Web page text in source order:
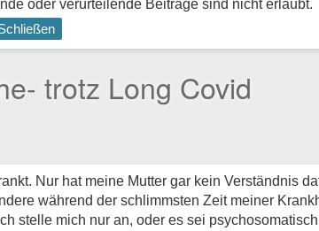
oder verurteilende Beiträge sind nicht erlaubt.
trotz Long Covid
Nur hat meine Mutter gar kein Verständnis
während der schlimmsten Zeit meiner
stelle mich nur an, oder es sei